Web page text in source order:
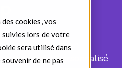
cookies, vos
lors de votre
sera utilisé dans
de ne pas
à votre obligation
personnalisé